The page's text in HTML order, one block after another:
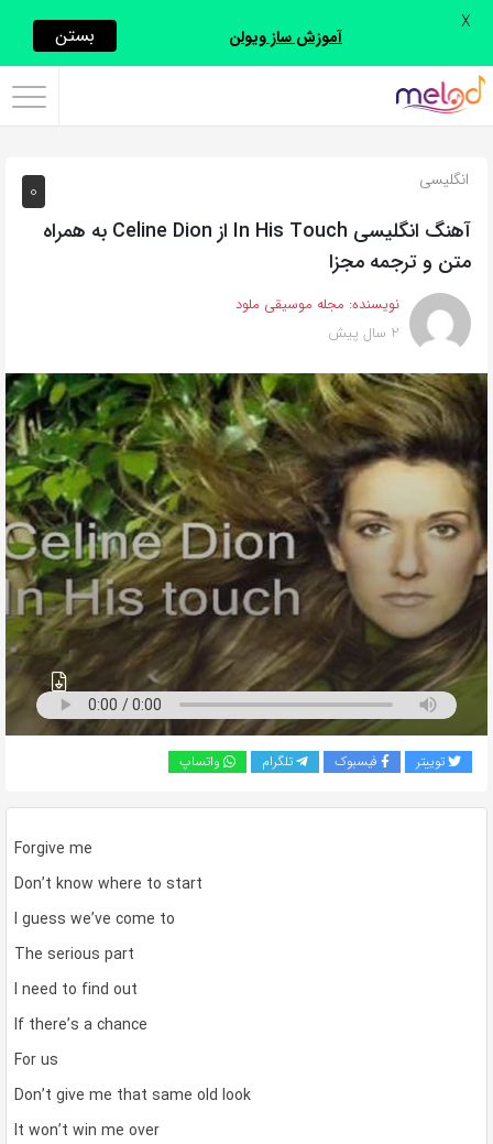
اشتراک
با
روش‌های
زیر
این
صفحه
را
با
دوستان
خود
به
اشتراک
بگذارید.
کپی
لینک
0 انگلیسی
آهنگ انگلیسی In His Touch از Celine Dion به همراه
متن و ترجمه مجزا
نویسنده: مجله موسیقی ملود
2 سال پیش
توییتر فیسبوک تلگرام واتساپ
Forgive me
Don’t know where to start
I guess we’ve come to
The serious part
I need to find out
If there’s a chance
For us
Don’t give me that same old look
It won’t win me over
آموزش ساز ویولن بستن X